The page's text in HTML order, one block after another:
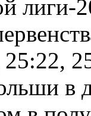
лиги-
в